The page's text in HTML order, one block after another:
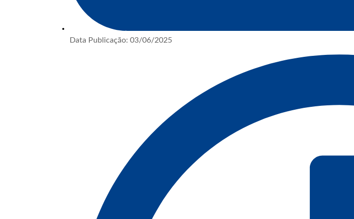
Data Publicação: 03/06/2025